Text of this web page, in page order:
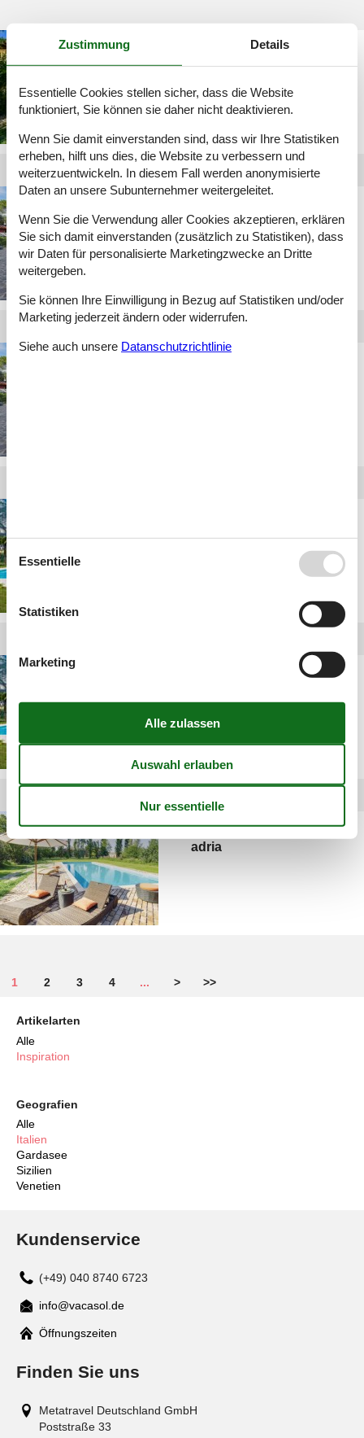
italien lignano
ferienwohnung mit pool
meer lignano
ferienhaus mit pool riva
luxus ferienhaus italien
adria
1 2 3 4 ... > >>
Artikelarten
Alle
Inspiration
Geografien
Alle
Italien
Gardasee
Sizilien
Venetien
Kundenservice
(+49) 040 8740 6723
Mail
info@vacasol.de
Öffnungszeiten
Finden Sie uns
Metatravel Deutschland GmbH
Poststraße 33
Zustimmung Details
Essentielle Cookies stellen sicher, dass die Website
funktioniert, Sie können sie daher nicht deaktivieren.
Wenn Sie damit einverstanden sind, dass wir Ihre Statistiken
erheben, hilft uns dies, die Website zu verbessern und
weiterzuentwickeln. In diesem Fall werden anonymisierte
Daten an unsere Subunternehmer weitergeleitet.
Wenn Sie die Verwendung aller Cookies akzeptieren, erklären
Sie sich damit einverstanden (zusätzlich zu Statistiken), dass
wir Daten für personalisierte Marketingzwecke an Dritte
weitergeben.
Sie können Ihre Einwilligung in Bezug auf Statistiken und/oder
Marketing jederzeit ändern oder widerrufen.
Siehe auch unsere Datanschutzrichtlinie
Essentielle
Statistiken
Marketing